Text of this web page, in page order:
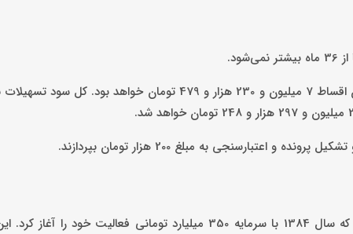
به مبلغ 200 هزار تومان بپردازند.
بانک پاساگارد، یکی از بانک‌های خصوصی فعال در سطح کشور است که سال 1384 با سرمایه 350 میلیارد تومانی